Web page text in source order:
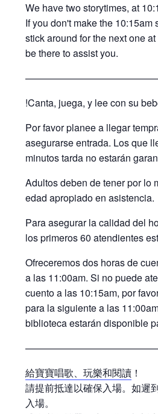
We have two storytimes, at
If you don't make the 10:15am
stick around for the next one
be there to assist you.
!Canta, juega, y lee con su
Por favor planee a llegar
asegurarse entrada. Los que
minutos tarda no estarán
Adultos deben de tener por lo
edad apropiado en asistencia.
Para asegurar la calidad del
los primeros 60 atendientes
Ofreceremos dos horas de
a las 11:00am. Si no puede
cuento a las 10:15am, por
para la siguiente a las
biblioteca estarán disponible
給寶寶唱歌、玩樂和閱讀 ！
請提前抵達以確保入場。如遲
入場。